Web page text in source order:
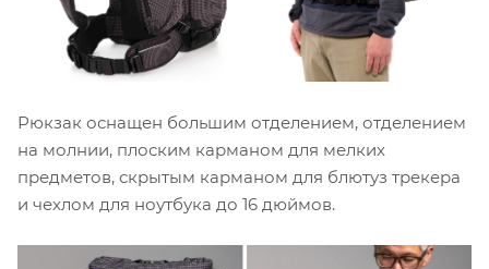
Рюкзак оснащен большим отделением, отделением
на молнии, плоским карманом для мелких
предметов, скрытым карманом для блютуз трекера
и чехлом для ноутбука до 16 дюймов.